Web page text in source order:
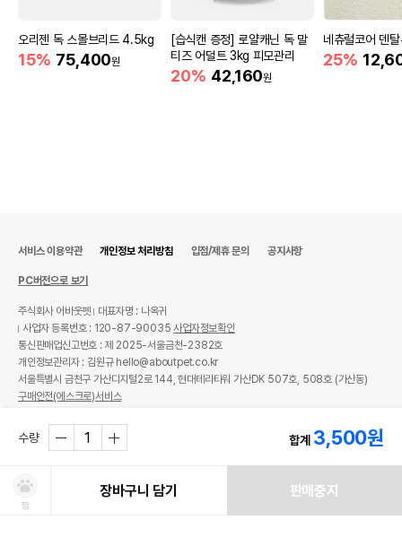
오리젠 독 스몰브리드 4.5kg
15% 75,400원
[습식캔 증정] 로얄캐닌 독 말
티즈 어덜트 3kg 피모관리
20% 42,160원
네츄럴코어 덴
25%
수량 합계 3,500원
찜
장바구니 담기 판매중지
서비스 이용약관 개인정보 처리방침 입점/제휴 문의 공지사항
PC버전으로 보기
주식회사 어바웃펫
대표자명 : 나옥귀
사업자 등록번호 : 120-87-90035사업자정보확인
통신판매업신고번호 : 제 2025-서울금천-2382호
개인정보관리자 : 김원규 hello@aboutpet.co.kr
서울특별시 금천구 가산디지털2로 144, 현대테라타워 가산DK 507호, 508호 (가산동)
구매안전(에스크로)서비스